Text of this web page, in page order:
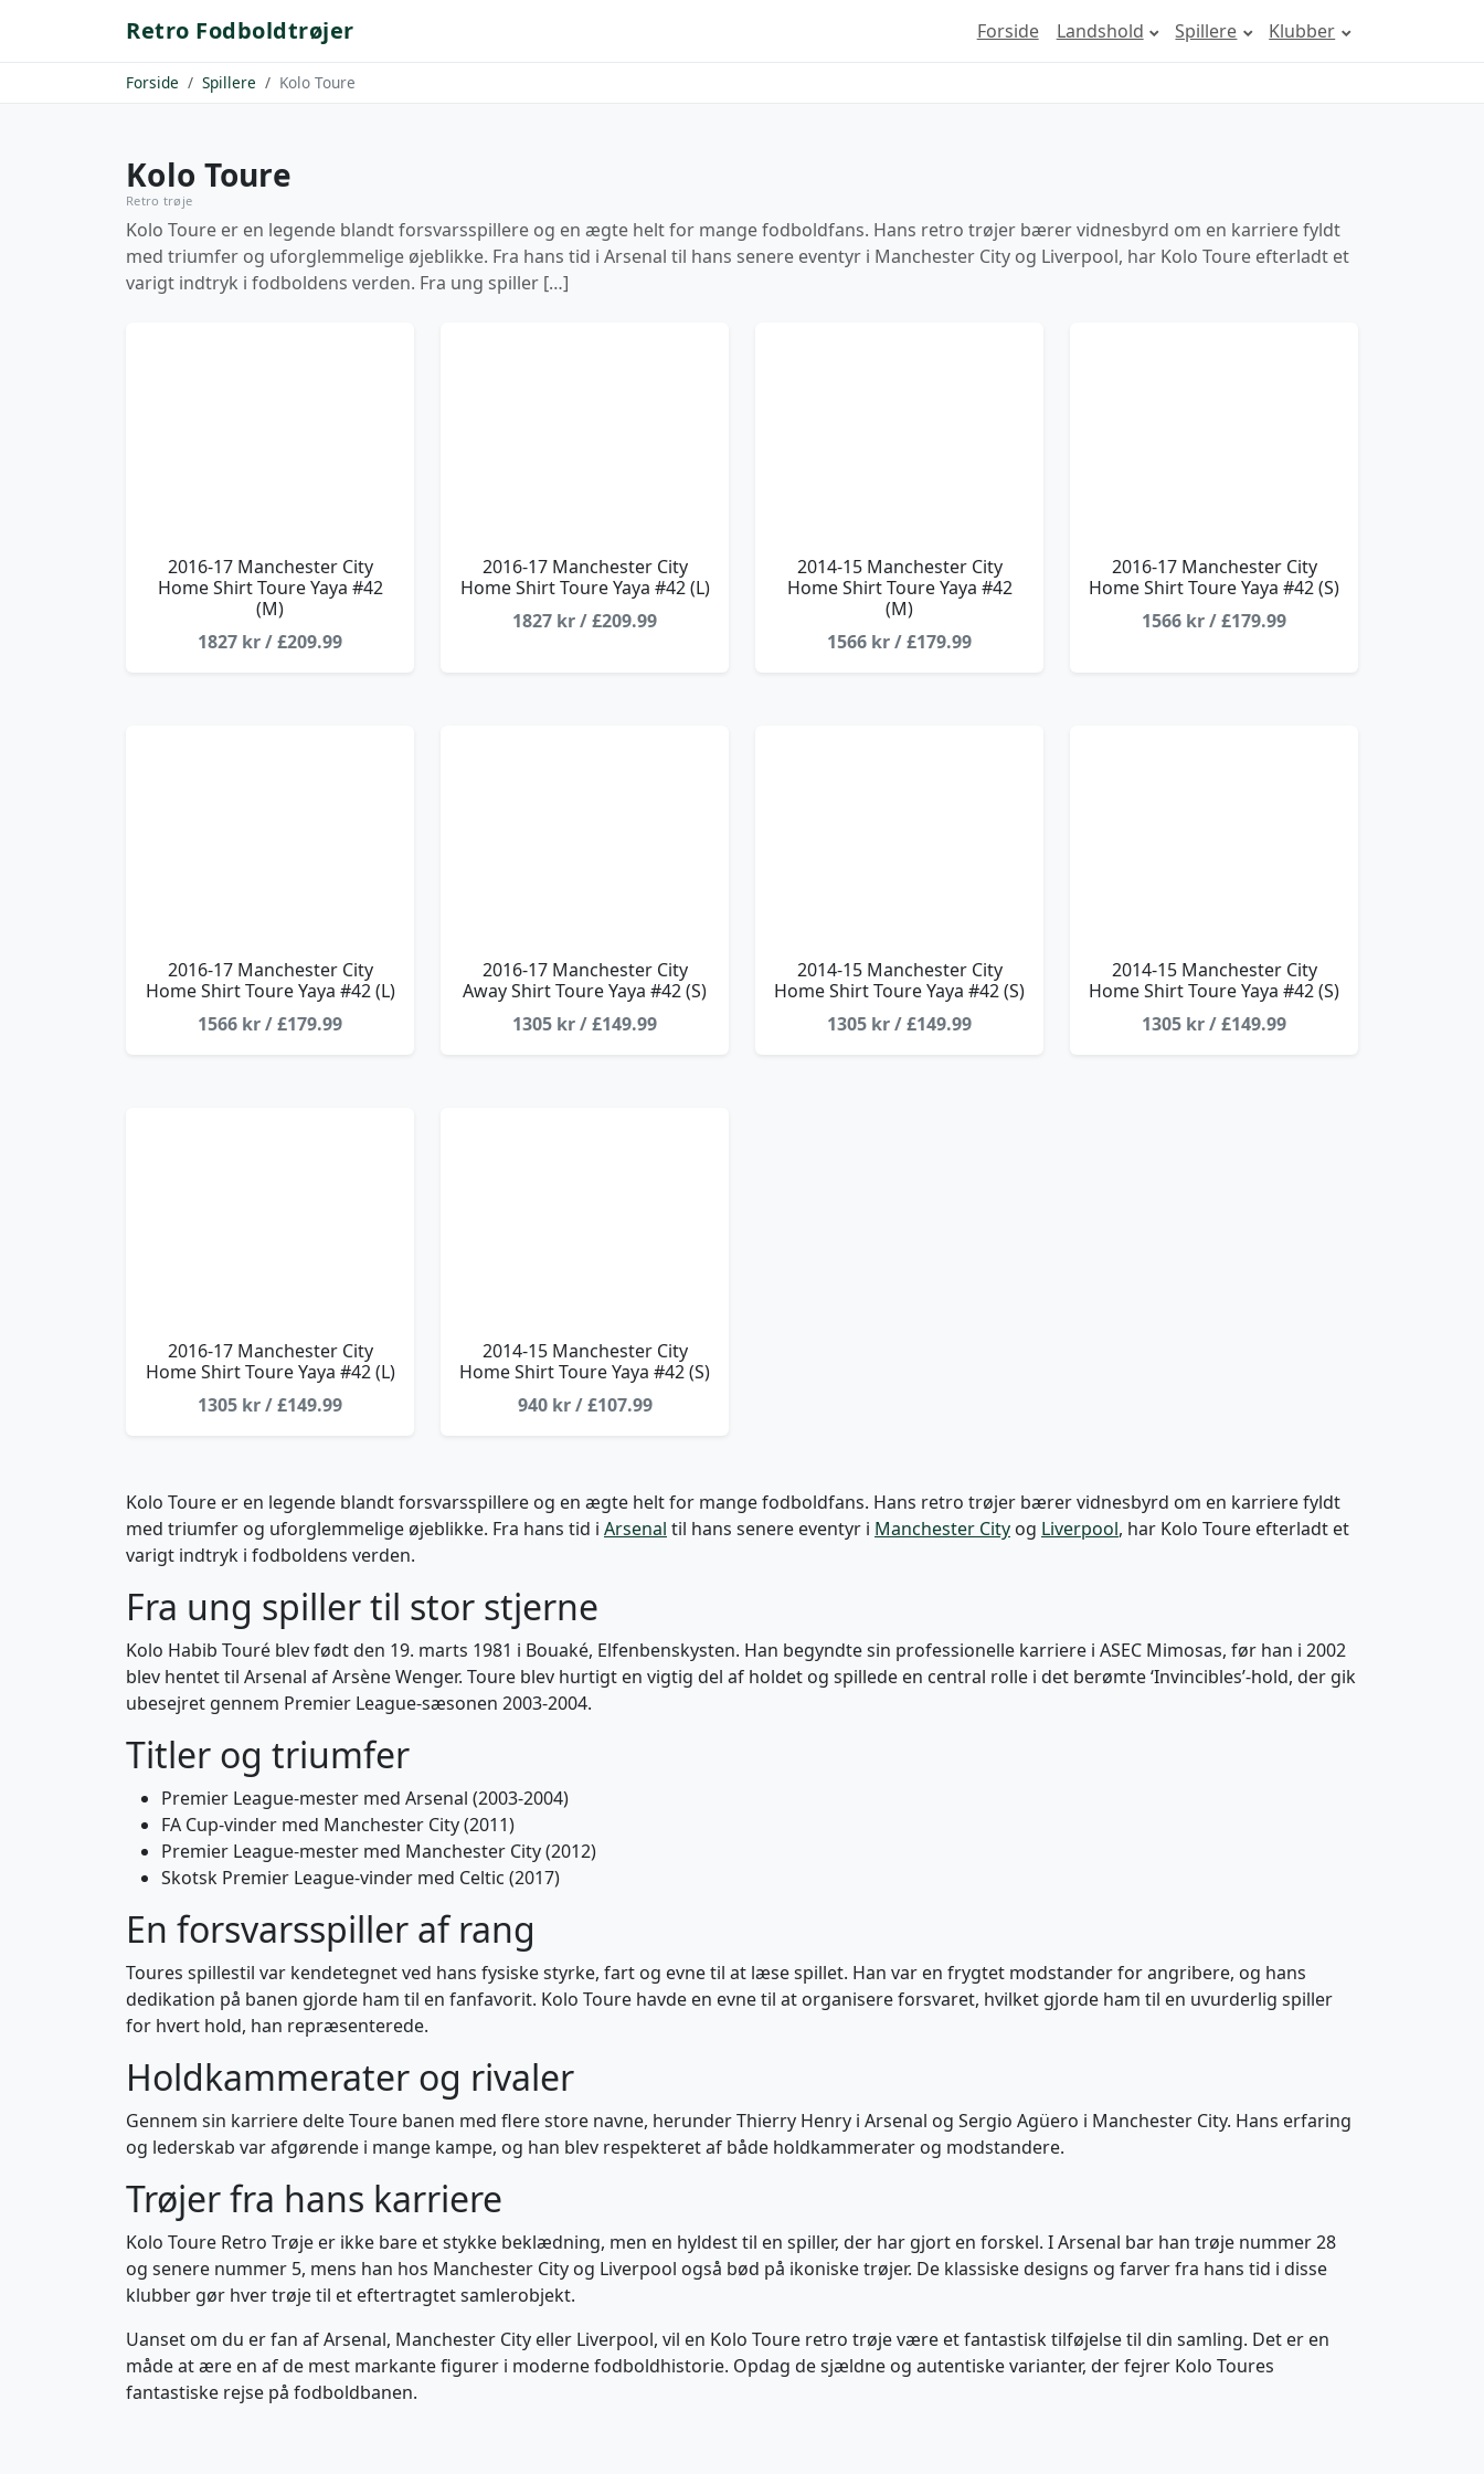
Retro Fodboldtrøjer Forside Landshold Spillere Klubber
Forside Spillere Kolo Toure
Kolo Toure
Retro trøje
Kolo Toure er en legende blandt forsvarsspillere og en ægte helt for mange fodboldfans. Hans retro trøjer bærer vidnesbyrd om en karriere fyldt
med triumfer og uforglemmelige øjeblikke. Fra hans tid i Arsenal til hans senere eventyr i Manchester City og Liverpool, har Kolo Toure efterladt et
varigt indtryk i fodboldens verden. Fra ung spiller […]
2016-17 Manchester City
Home Shirt Toure Yaya #42
(M)
1827 kr / £209.99
2016-17 Manchester City
Home Shirt Toure Yaya #42 (L)
1827 kr / £209.99
2014-15 Manchester City
Home Shirt Toure Yaya #42
(M)
1566 kr / £179.99
2016-17 Manchester City
Home Shirt Toure Yaya #42 (S)
1566 kr / £179.99
2016-17 Manchester City
Home Shirt Toure Yaya #42 (L)
1566 kr / £179.99
2016-17 Manchester City
Away Shirt Toure Yaya #42 (S)
1305 kr / £149.99
2014-15 Manchester City
Home Shirt Toure Yaya #42 (S)
1305 kr / £149.99
2014-15 Manchester City
Home Shirt Toure Yaya #42 (S)
1305 kr / £149.99
2016-17 Manchester City
Home Shirt Toure Yaya #42 (L)
1305 kr / £149.99
2014-15 Manchester City
Home Shirt Toure Yaya #42 (S)
940 kr / £107.99
Kolo Toure er en legende blandt forsvarsspillere og en ægte helt for mange fodboldfans. Hans retro trøjer bærer vidnesbyrd om en karriere fyldt
med triumfer og uforglemmelige øjeblikke. Fra hans tid i Arsenal til hans senere eventyr i Manchester City og Liverpool, har Kolo Toure efterladt et
varigt indtryk i fodboldens verden.
Fra ung spiller til stor stjerne
Kolo Habib Touré blev født den 19. marts 1981 i Bouaké, Elfenbenskysten. Han begyndte sin professionelle karriere i ASEC Mimosas, før han i 2002
blev hentet til Arsenal af Arsène Wenger. Toure blev hurtigt en vigtig del af holdet og spillede en central rolle i det berømte ‘Invincibles’-hold, der gik
ubesejret gennem Premier League-sæsonen 2003-2004.
Titler og triumfer
Premier League-mester med Arsenal (2003-2004)
FA Cup-vinder med Manchester City (2011)
Premier League-mester med Manchester City (2012)
Skotsk Premier League-vinder med Celtic (2017)
En forsvarsspiller af rang
Toures spillestil var kendetegnet ved hans fysiske styrke, fart og evne til at læse spillet. Han var en frygtet modstander for angribere, og hans
dedikation på banen gjorde ham til en fanfavorit. Kolo Toure havde en evne til at organisere forsvaret, hvilket gjorde ham til en uvurderlig spiller
for hvert hold, han repræsenterede.
Holdkammerater og rivaler
Gennem sin karriere delte Toure banen med flere store navne, herunder Thierry Henry i Arsenal og Sergio Agüero i Manchester City. Hans erfaring
og lederskab var afgørende i mange kampe, og han blev respekteret af både holdkammerater og modstandere.
Trøjer fra hans karriere
Kolo Toure Retro Trøje er ikke bare et stykke beklædning, men en hyldest til en spiller, der har gjort en forskel. I Arsenal bar han trøje nummer 28
og senere nummer 5, mens han hos Manchester City og Liverpool også bød på ikoniske trøjer. De klassiske designs og farver fra hans tid i disse
klubber gør hver trøje til et eftertragtet samlerobjekt.
Uanset om du er fan af Arsenal, Manchester City eller Liverpool, vil en Kolo Toure retro trøje være et fantastisk tilføjelse til din samling. Det er en
måde at ære en af de mest markante figurer i moderne fodboldhistorie. Opdag de sjældne og autentiske varianter, der fejrer Kolo Toures
fantastiske rejse på fodboldbanen.